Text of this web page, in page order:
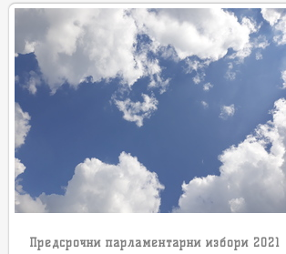
Предсрочни парламентарни избори 2021